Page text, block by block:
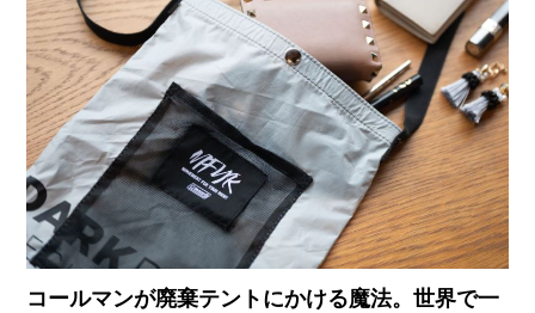
コールマンが廃棄テントにかける魔法。世界で一